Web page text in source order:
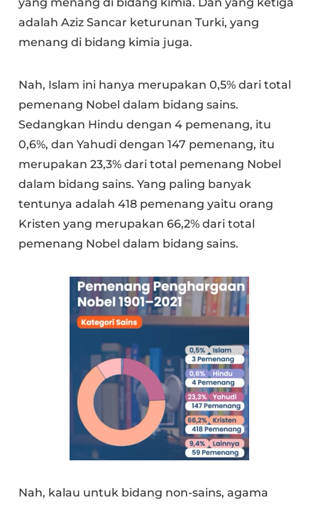
yang menang di bidang kimia. Dan yang ketiga
adalah Aziz Sancar keturunan Turki, yang
menang di bidang kimia juga.
Nah, Islam ini hanya merupakan 0,5% dari total
pemenang Nobel dalam bidang sains.
Sedangkan Hindu dengan 4 pemenang, itu
0,6%, dan Yahudi dengan 147 pemenang, itu
merupakan 23,3% dari total pemenang Nobel
dalam bidang sains. Yang paling banyak
tentunya adalah 418 pemenang yaitu orang
Kristen yang merupakan 66,2% dari total
pemenang Nobel dalam bidang sains.
Nah, kalau untuk bidang non-sains, agama